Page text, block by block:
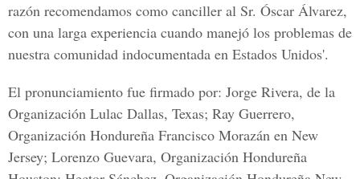
razón recomendamos como canciller al Sr. Óscar Álvarez,
con una larga experiencia cuando manejó los problemas de
nuestra comunidad indocumentada en Estados Unidos'.
El pronunciamiento fue firmado por: Jorge Rivera, de la
Organización Lulac Dallas, Texas; Ray Guerrero,
Organización Hondureña Francisco Morazán en New
Jersey; Lorenzo Guevara, Organización Hondureña